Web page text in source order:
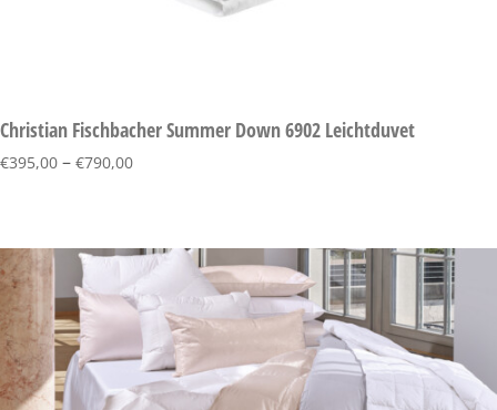
Christian Fischbacher Summer Down 6902 Leichtduvet
€395,00 – €790,00